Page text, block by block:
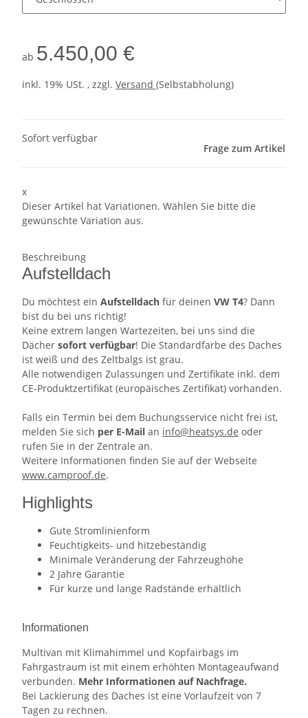
ab 5.450,00 €
inkl. 19% USt. , zzgl. Versand (Selbstabholung)
Sofort verfügbar
Frage zum Artikel
x
Dieser Artikel hat Variationen. Wählen Sie bitte die
gewünschte Variation aus.
Beschreibung
Aufstelldach
Du möchtest ein Aufstelldach für deinen VW T4? Dann
bist du bei uns richtig!
Keine extrem langen Wartezeiten, bei uns sind die
Dächer sofort verfügbar! Die Standardfarbe des Daches
ist weiß und des Zeltbalgs ist grau.
Alle notwendigen Zulassungen und Zertifikate inkl. dem
CE-Produktzertifikat (europäisches Zertifikat) vorhanden.
Falls ein Termin bei dem Buchungsservice nicht frei ist,
melden Sie sich per E-Mail an info@heatsys.de oder
rufen Sie in der Zentrale an.
Weitere Informationen finden Sie auf der Webseite
www.camproof.de.
Highlights
Gute Stromlinienform
Feuchtigkeits- und hitzebeständig
Minimale Veränderung der Fahrzeughöhe
2 Jahre Garantie
Für kurze und lange Radstände erhältlich
Informationen
Multivan mit Klimahimmel und Kopfairbags im
Fahrgastraum ist mit einem erhöhten Montageaufwand
verbunden. Mehr Informationen auf Nachfrage.
Bei Lackierung des Daches ist eine Vorlaufzeit von 7
Tagen zu rechnen.